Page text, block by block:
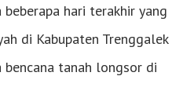
hari terakhir yang
di Kabupaten Trenggalek
bencana tanah longsor di